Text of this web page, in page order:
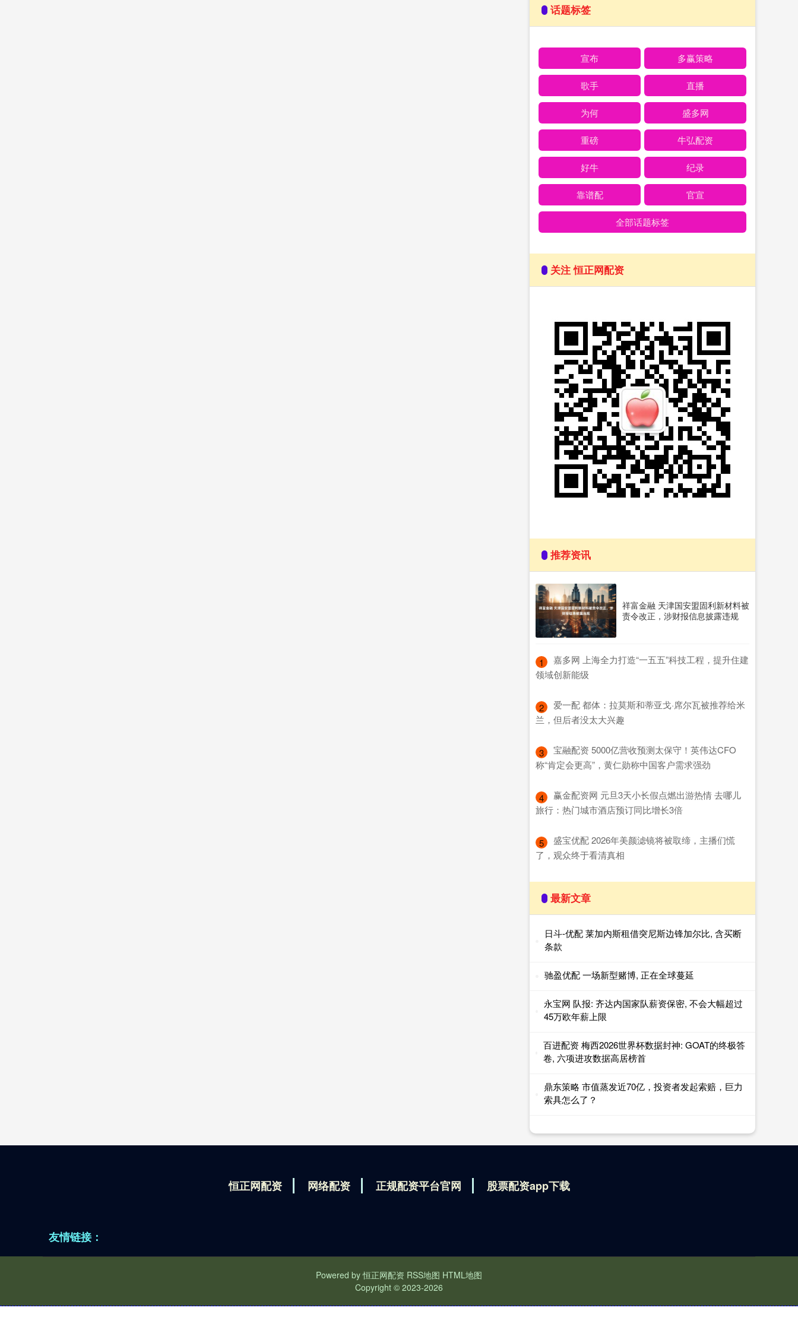
话题标签
宣布 多赢策略
歌手 直播
为何 盛多网
重磅 牛弘配资
好牛 纪录
靠谱配 官宣
全部话题标签
关注 恒正网配资
推荐资讯
祥富金融 天津国安盟固利新材料被
责令改正，涉财报信息披露违规
1
​嘉多网 上海全力打造“一五五”科技工程，提升住建
领域创新能级
2
​爱一配 都体：拉莫斯和蒂亚戈·席尔瓦被推荐给米
兰，但后者没太大兴趣
3
​宝融配资 5000亿营收预测太保守！英伟达CFO
称“肯定会更高”，黄仁勋称中国客户需求强劲
4
​赢金配资网 元旦3天小长假点燃出游热情 去哪儿
旅行：热门城市酒店预订同比增长3倍
5
​盛宝优配 2026年美颜滤镜将被取缔，主播们慌
了，观众终于看清真相
最新文章
日斗-优配 莱加内斯租借突尼斯边锋加尔比, 含买断
条款
驰盈优配 一场新型赌博, 正在全球蔓延
永宝网 队报: 齐达内国家队薪资保密, 不会大幅超过
45万欧年薪上限
百进配资 梅西2026世界杯数据封神: GOAT的终极答
卷, 六项进攻数据高居榜首
鼎东策略 市值蒸发近70亿，投资者发起索赔，巨力
索具怎么了？
恒正网配资 网络配资 正规配资平台官网 股票配资app下载
友情链接：
Powered by恒正网配资 RSS地图 HTML地图
Copyright © 2023-2026